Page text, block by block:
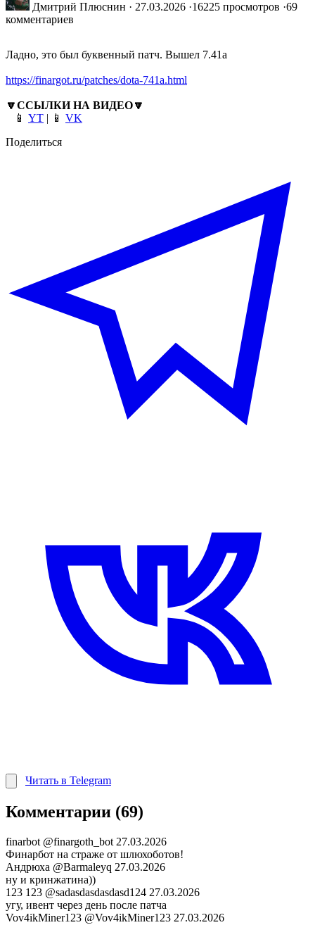
Дмитрий Плюснин · 27.03.2026 ·16225 просмотров ·69
комментариев
Ладно, это был буквенный патч. Вышел 7.41a
https://finargot.ru/patches/dota-741a.html
🔽ССЫЛКИ НА ВИДЕО🔽
📱 YT | 📱 VK
Поделиться
Читать в Telegram
Комментарии (69)
finarbot @finargoth_bot 27.03.2026
Финарбот на страже от шлюхоботов!
Андрюха @Barmaleyq 27.03.2026
ну и кринжатина))
123 123 @sadasdasdasdasd124 27.03.2026
угу, ивент через день после патча
Vov4ikMiner123 @Vov4ikMiner123 27.03.2026